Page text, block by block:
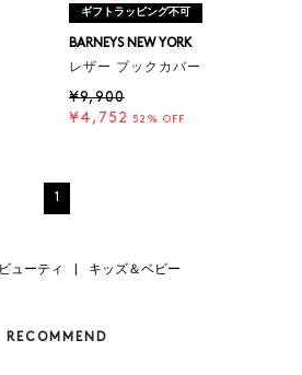
ギフトラッピング不可
BARNEYS NEW YORK
レザー ブックカバー
¥9,900
¥4,752
52% OFF
1
ビューティ キッズ＆ベビー
RECOMMEND